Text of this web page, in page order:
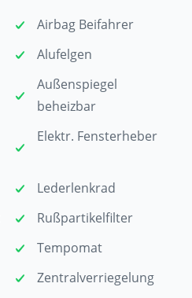
Airbag Beifahrer
Alufelgen
Außenspiegel
beheizbar
Elektr. Fensterheber
Lederlenkrad
Rußpartikelfilter
Tempomat
Zentralverriegelung